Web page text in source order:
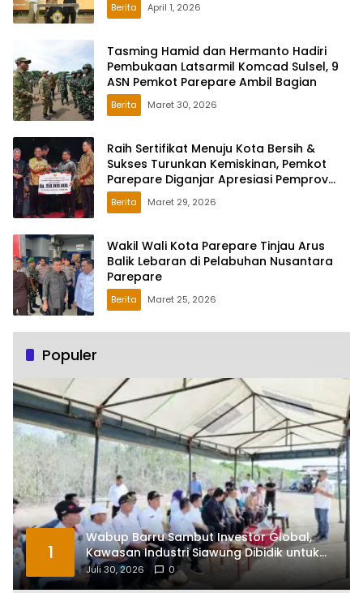
Berita April 1, 2026
Tasming Hamid dan Hermanto Hadiri
Pembukaan Latsarmil Komcad Sulsel, 9
ASN Pemkot Parepare Ambil Bagian
Berita Maret 30, 2026
Raih Sertifikat Menuju Kota Bersih &
Sukses Turunkan Kemiskinan, Pemkot
Parepare Diganjar Apresiasi Pemprov
Sulsel
Berita Maret 29, 2026
Wakil Wali Kota Parepare Tinjau Arus
Balik Lebaran di Pelabuhan Nusantara
Parepare
Berita Maret 25, 2026
Populer
1
Wabup Barru Sambut Investor Global,
Kawasan Industri Siawung Dibidik untuk
Hilirisasi Bawang Putih
Juli 30, 2026 0